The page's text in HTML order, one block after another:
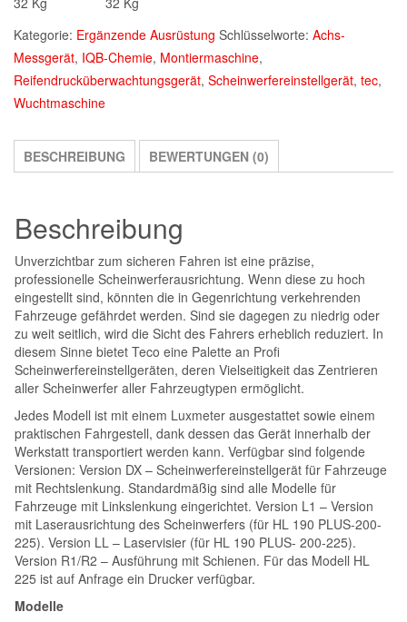
Kategorie: Ergänzende Ausrüstung Schlüsselworte: Achs-
Messgerät, IQB-Chemie, Montiermaschine,
Reifendrucküberwachtungsgerät, Scheinwerfereinstellgerät, tec,
Wuchtmaschine
BESCHREIBUNG BEWERTUNGEN (0)
Beschreibung
Unverzichtbar zum sicheren Fahren ist eine präzise,
professionelle Scheinwerferausrichtung. Wenn diese zu hoch
eingestellt sind, könnten die in Gegenrichtung verkehrenden
Fahrzeuge gefährdet werden. Sind sie dagegen zu niedrig oder
zu weit seitlich, wird die Sicht des Fahrers erheblich reduziert. In
diesem Sinne bietet Teco eine Palette an Proﬁ
Scheinwerfereinstellgeräten, deren Vielseitigkeit das Zentrieren
aller Scheinwerfer aller Fahrzeugtypen ermöglicht.
Jedes Modell ist mit einem Luxmeter ausgestattet sowie einem
praktischen Fahrgestell, dank dessen das Gerät innerhalb der
Werkstatt transportiert werden kann. Verfügbar sind folgende
Versionen: Version DX – Scheinwerfereinstellgerät für Fahrzeuge
mit Rechtslenkung. Standardmäßig sind alle Modelle für
Fahrzeuge mit Linkslenkung eingerichtet. Version L1 – Version
mit Laserausrichtung des Scheinwerfers (für HL 190 PLUS-200-
225). Version LL – Laservisier (für HL 190 PLUS- 200-225).
Version R1/R2 – Ausführung mit Schienen. Für das Modell HL
225 ist auf Anfrage ein Drucker verfügbar.
Modelle